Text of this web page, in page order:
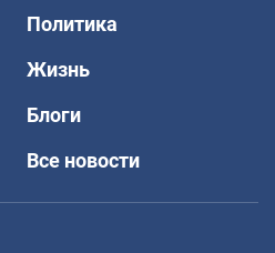
Политика
Жизнь
Блоги
Все новости